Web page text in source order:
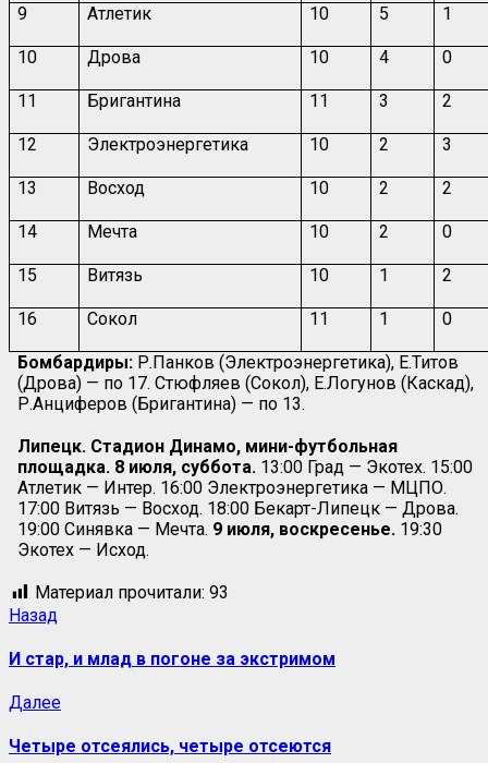
9 Атлетик 10 5 1
10 Дрова 10 4 0
11 Бригантина 11 3 2
12 Электроэнергетика 10 2 3
13 Восход 10 2 2
14 Мечта 10 2 0
15 Витязь 10 1 2
16 Сокол 11 1 0
Бомбардиры:Р.Панков (Электроэнергетика), Е.Титов
(Дрова) — по 17. Стюфляев (Сокол), Е.Логунов (Каскад),
Р.Анциферов (Бригантина) — по 13.
Липецк. Стадион Динамо, мини-футбольная
площадка. 8 июля, суббота. 13:00 Град — Экотех. 15:00
Атлетик — Интер. 16:00 Электроэнергетика — МЦПО.
17:00 Витязь — Восход. 18:00 Бекарт-Липецк — Дрова.
19:00 Синявка — Мечта. 9 июля, воскресенье.19:30
Экотех — Исход.
Материал прочитали: 93
Назад
И стар, и млад в погоне за экстримом
Далее
Четыре отсеялись, четыре отсеются